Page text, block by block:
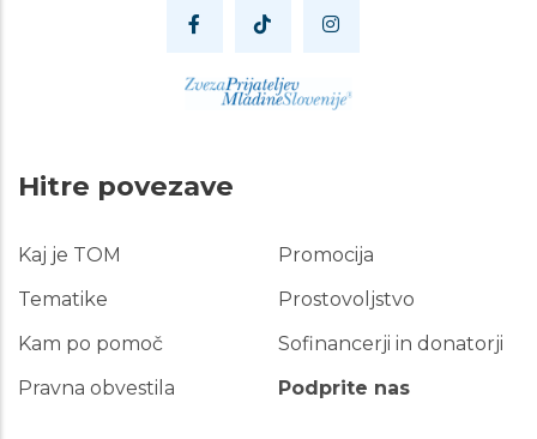
Hitre povezave
Hitre
povezave
Kaj je TOM
Tematike
Kam po pomoč
Pravna obvestila
Promocija
Prostovoljstvo
Sofinancerji in donatorji
Podprite nas